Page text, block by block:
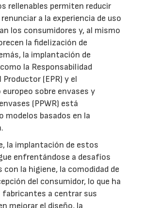
rellenables permiten reducir
a la experiencia de uso
los consumidores y, al mismo
la fidelización de
la implantación de
la Responsabilidad
Productor (EPR) y el
sobre envases y
(PPWR) está
modelos basados en la
la implantación de estos
enfrentándose a desafíos
con la higiene, la comodidad de
del consumidor, lo que ha
fabricantes a centrar sus
mejorar el diseño, la